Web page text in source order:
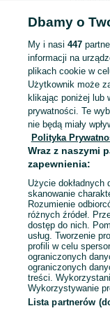
Mapa kategorii
Mapa miejscowości
Mapa ministron
Popularne wyszukiwania
Dbamy o
My i nasi 447
informacji na
plikach cookie w
Użytkownik może
klikając poniżej lub
prywatności. Te
nie będą miały
Polityka
Wraz z naszymi
zapewnienia:
Użycie
skanowanie
Rozumienie
różnych źródeł.
dostęp do nich.
usług. Tworzenie
profili w celu
ograniczonych
ograniczonych
treści.
Wykorzystywanie
Lista partnerów